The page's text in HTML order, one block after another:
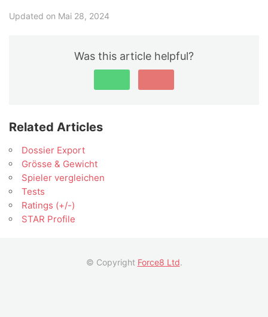
Updated on Mai 28, 2024
Was this article helpful?
Related Articles
Dossier Export
Grösse & Gewicht
Spieler vergleichen
Tests
Ratings (+/-)
STAR Profile
© Copyright Force8 Ltd.